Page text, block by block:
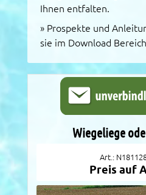
Ihnen entfalten.
» Prospekte und
sie im Download
Wiegeliege
Art.:
Preis auf